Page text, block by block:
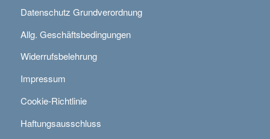
Datenschutz Grundverordnung
Allg. Geschäftsbedingungen
Widerrufsbelehrung
Impressum
Cookie-Richtlinie
Haftungsausschluss